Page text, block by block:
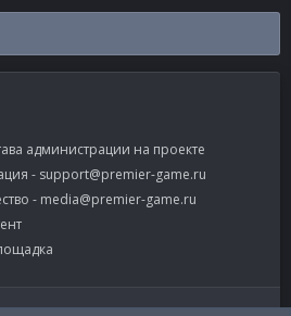
администрации на проекте
- support@premier-game.ru
- media@premier-game.ru